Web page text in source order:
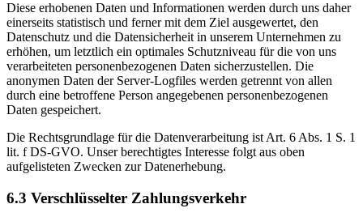
Diese erhobenen Daten und Informationen werden durch uns daher
einerseits statistisch und ferner mit dem Ziel ausgewertet, den
Datenschutz und die Datensicherheit in unserem Unternehmen zu
erhöhen, um letztlich ein optimales Schutzniveau für die von uns
verarbeiteten personenbezogenen Daten sicherzustellen. Die
anonymen Daten der Server-Logfiles werden getrennt von allen
durch eine betroffene Person angegebenen personenbezogenen
Daten gespeichert.
Die Rechtsgrundlage für die Datenverarbeitung ist Art. 6 Abs. 1 S. 1
lit. f DS-GVO. Unser berechtigtes Interesse folgt aus oben
aufgelisteten Zwecken zur Datenerhebung.
6.3 Verschlüsselter Zahlungsverkehr